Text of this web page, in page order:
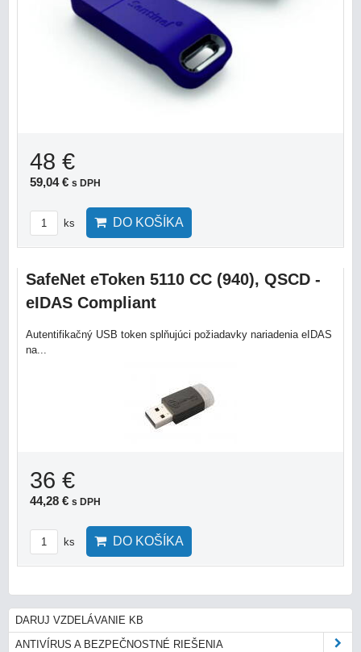
48 €
59,04 € s DPH
ks DO KOŠÍKA
SafeNet eToken 5110 CC (940), QSCD -
eIDAS Compliant
Autentifikačný USB token splňujúci požiadavky nariadenia eIDAS
na...
36 €
44,28 € s DPH
ks DO KOŠÍKA
DARUJ VZDELÁVANIE KB
ANTIVÍRUS A BEZPEČNOSTNÉ RIEŠENIA